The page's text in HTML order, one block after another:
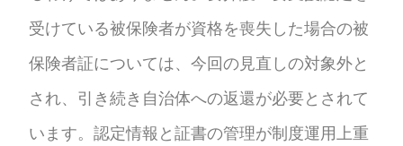
受けている被保険者が資格を喪失した場合の被
保険者証については、今回の見直しの対象外と
され、引き続き自治体への返還が必要とされて
います。認定情報と証書の管理が制度運用上重